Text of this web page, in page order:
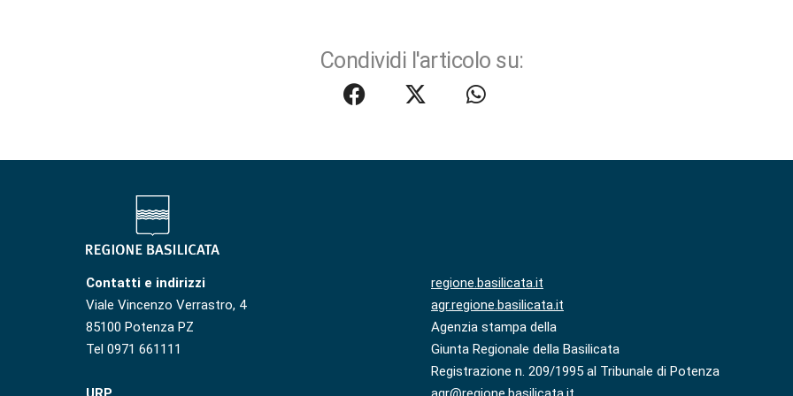
Condividi l'articolo su:
Contatti e indirizzi
Viale Vincenzo Verrastro, 4
85100 Potenza PZ
Tel 0971 661111
regione.basilicata.it
agr.regione.basilicata.it
Agenzia stampa della
Giunta Regionale della Basilicata
Registrazione n. 209/1995 al Tribunale di Potenza